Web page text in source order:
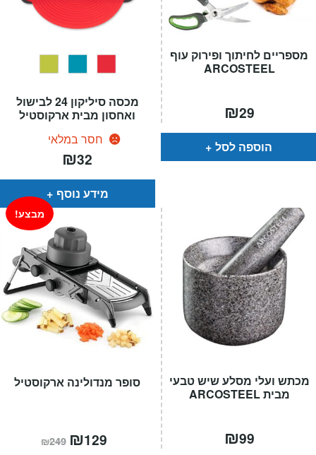
מכסה סיליקון 24 לבישול
ואחסון מבית ארקוסטיל
חסר במלאי
₪32
מידע נוסף
מספריים לחיתוך ופירוק עוף
ARCOSTEEL
₪29
הוספה לסל
סופר מנדולינה ארקוסטיל
מבצע!
₪249 המחיר
המקורי
₪129
מכתש ועלי מסלע שיש טבעי
מבית ARCOSTEEL
₪99